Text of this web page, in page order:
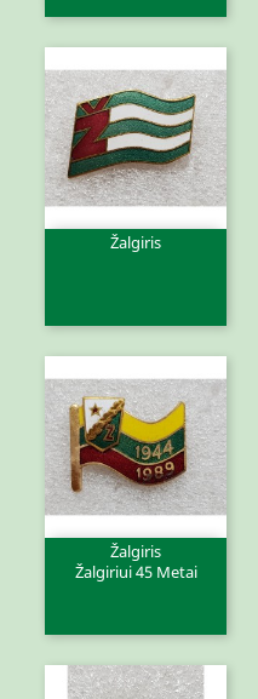
Žalgiris
Žalgiris
Žalgiriui 45 Metai